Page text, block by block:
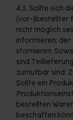
4.3. Sollte sich
(vor-)bestellter
nicht möglich
informieren; der
stornieren.
sind
zumutbar sind.
Sollte ein
bestellten
beschaffen